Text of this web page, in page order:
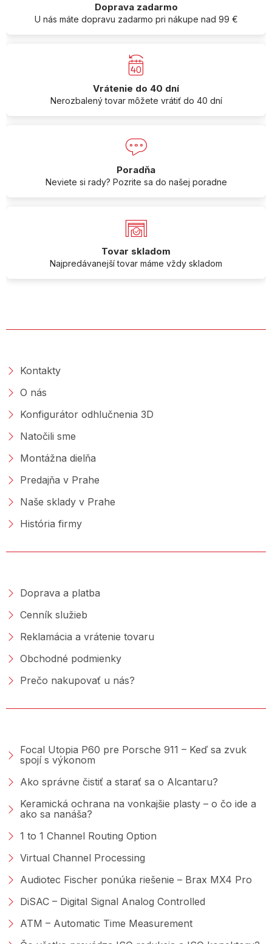
Doprava zadarmo
U nás máte dopravu zadarmo pri nákupe nad 99 €
Vrátenie do 40 dní
Nerozbalený tovar môžete vrátiť do 40 dní
Poradňa
Neviete si rady? Pozrite sa do našej poradne
Tovar skladom
Najpredávanejší tovar máme vždy skladom
Kontakty
O nás
Konfigurátor odhlučnenia 3D
Natočili sme
Montážna dielňa
Predajňa v Prahe
Naše sklady v Prahe
História firmy
Doprava a platba
Cenník služieb
Reklamácia a vrátenie tovaru
Obchodné podmienky
Prečo nakupovať u nás?
Focal Utopia P60 pre Porsche 911 – Keď sa zvuk
spojí s výkonom
Ako správne čistiť a starať sa o Alcantaru?
Keramická ochrana na vonkajšie plasty – o čo ide a
ako sa nanáša?
1 to 1 Channel Routing Option
Virtual Channel Processing
Audiotec Fischer ponúka riešenie – Brax MX4 Pro
DiSAC – Digital Signal Analog Controlled
ATM – Automatic Time Measurement